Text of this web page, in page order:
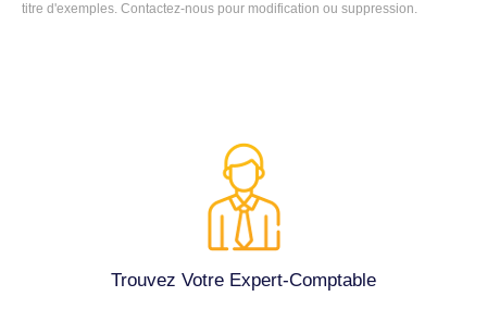
titre d'exemples. Contactez-nous pour modification ou suppression.
Trouvez Votre Expert-Comptable